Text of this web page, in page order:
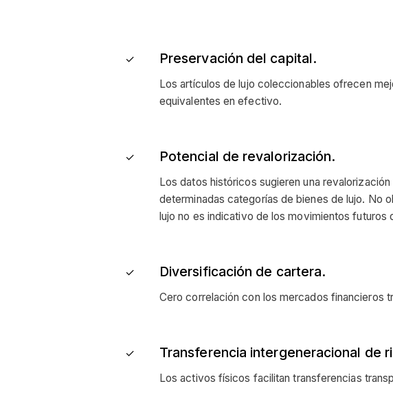
✓ Preservación del capital.
Los artículos de lujo coleccionables ofrecen
equivalentes en efectivo.
✓ Potencial de revalorización.
Los datos históricos sugieren una
determinadas categorías de bienes de lujo. No
lujo no es indicativo de los movimientos
✓ Diversificación de cartera.
Cero correlación con los mercados financieros
✓ Transferencia intergeneracional de
Los activos físicos facilitan transferencias